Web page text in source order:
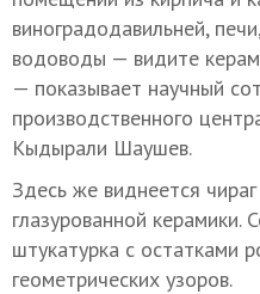
виноградодавильней,
водоводы — видите
— показывает научный
производственного
Кыдырали Шаушев.
Здесь же виднеется
глазурованной керамики.
штукатурка с остатками
геометрических узоров.